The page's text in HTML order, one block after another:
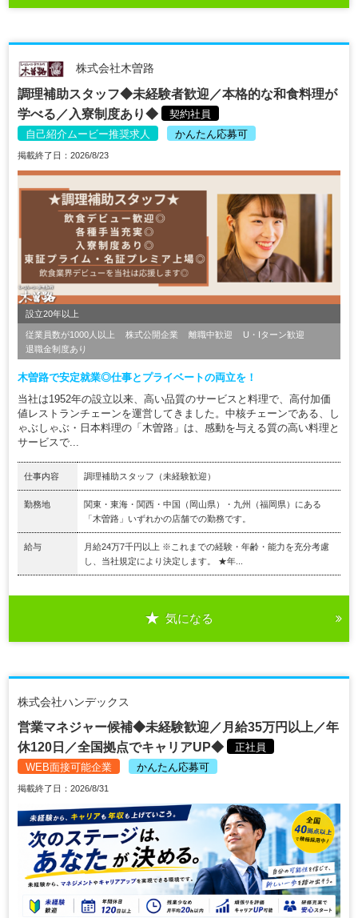
株式会社木曽路
調理補助スタッフ◆未経験者歓迎／本格的な和食料理が
学べる／入寮制度あり◆
契約社員
自己紹介ムービー推奨求人
かんたん応募可
掲載終了日：2026/8/23
設立20年以上
従業員数が1000人以上 株式公開企業 離職中歓迎
U・Iターン歓迎
退職金制度あり
木曽路で安定就業◎仕事とプライベートの両立を！
当社は1952年の設立以来、高い品質のサービスと料理で、高付加価
値レストランチェーンを運営してきました。中核チェーンである、し
ゃぶしゃぶ・日本料理の「木曽路」は、感動を与える質の高い料理と
サービスで...
仕事内容 調理補助スタッフ（未経験歓迎）
勤務地
関東・東海・関西・中国（岡山県）・九州（福岡県）にある
「木曽路」いずれかの店舗での勤務です。
給与
月給24万7千円以上 ※これまでの経験・年齢・能力を充分考慮
し、当社規定により決定します。 ★年...
気になる
株式会社ハンデックス
営業マネジャー候補◆未経験歓迎／月給35万円以上／年
休120日／全国拠点でキャリアUP◆
正社員
WEB面接可能企業
かんたん応募可
掲載終了日：2026/8/31